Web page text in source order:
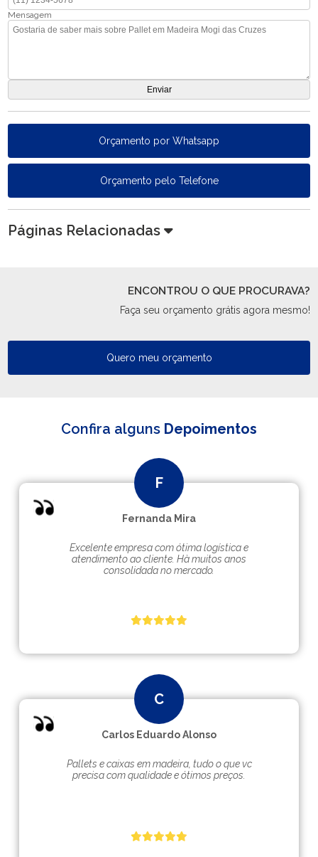
Mensagem
Orçamento por Whatsapp
Orçamento pelo Telefone
Páginas Relacionadas
ENCONTROU O QUE PROCURAVA?
Faça seu orçamento grátis agora mesmo!
Quero meu orçamento
Confira alguns Depoimentos
Fernanda Mira
Excelente empresa com ótima logística e
atendimento ao cliente. Hà muitos anos
consolidada no mercado.
Carlos Eduardo Alonso
Pallets e caixas em madeira, tudo o que vc
precisa com qualidade e ótimos preços.